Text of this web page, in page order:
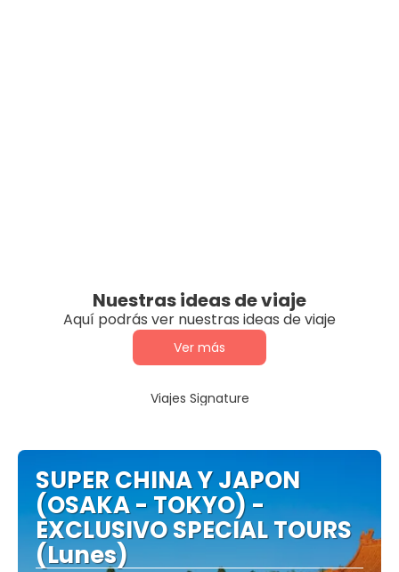
Nuestras ideas de viaje
Aquí podrás ver nuestras ideas de viaje
Ver más
Viajes Signature
SUPER CHINA Y JAPON
(OSAKA - TOKYO) -
EXCLUSIVO SPECIAL TOURS
(Lunes)